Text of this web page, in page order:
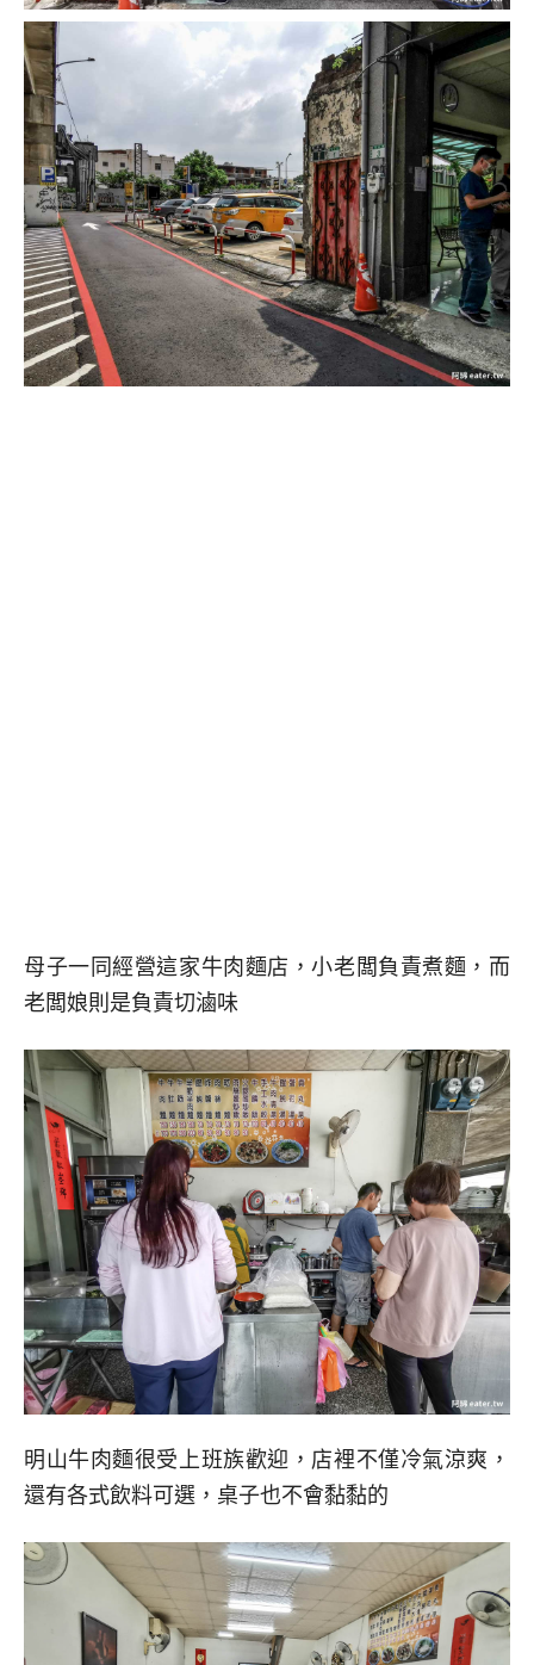
母子一同經營這家牛肉麵店，小老闆負責煮麵，而
老闆娘則是負責切滷味
明山牛肉麵很受上班族歡迎，店裡不僅冷氣涼爽，
還有各式飲料可選，桌子也不會黏黏的